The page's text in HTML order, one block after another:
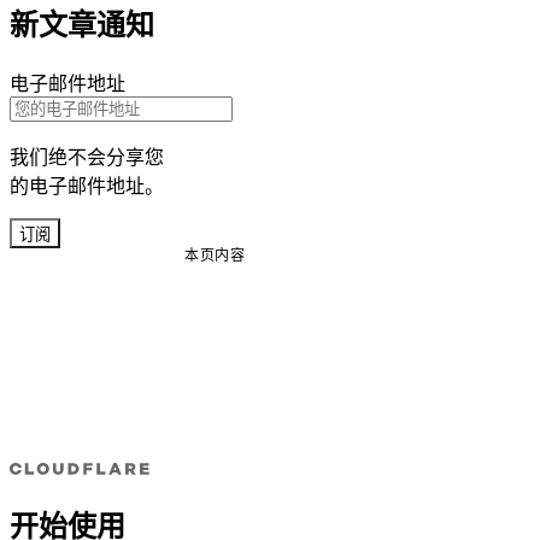
本页内容
新文章通知
电子邮件地址
我们绝不会分享您
的电子邮件地址。
订阅
开始使用